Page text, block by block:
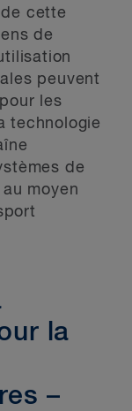
cette
de
peuvent
les
technologie
de
moyen
la
–